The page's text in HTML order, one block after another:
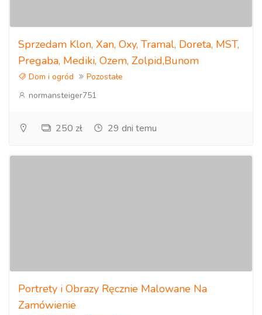
Sprzedam Klon, Xan, Oxy, Tramal, Doreta, MST,
Pregaba, Mediki, Ozem, Zolpid,Bunom
Dom i ogród
Pozostałe
normansteiger751
250 zł 29 dni temu
Portrety i Obrazy Ręcznie Malowane Na
Zamówienie